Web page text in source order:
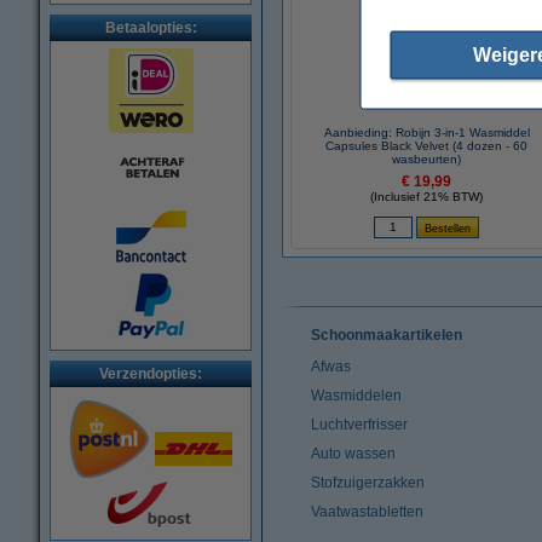
Betaalopties:
Verzendopties:
Aanbieding: Robijn 3-in-1 Wasmiddel
Capsules Black Velvet (4 dozen - 60
wasbeurten)
€ 19,99
(Inclusief 21% BTW)
Schoonmaakartikelen
Afwas
Wasmiddelen
Luchtverfrisser
Auto wassen
Stofzuigerzakken
Vaatwastabletten